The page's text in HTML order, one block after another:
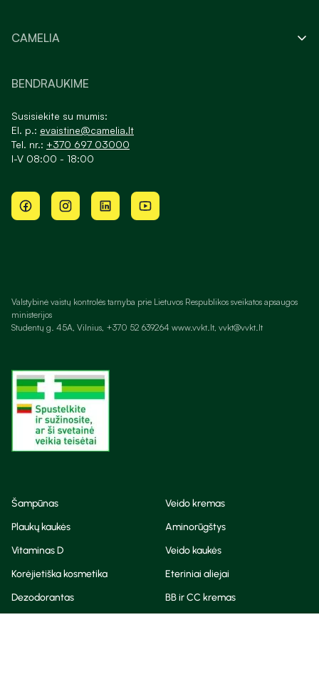
CAMELIA
BENDRAUKIME
Susisiekite su mumis:
El. p.: evaistine@camelia.lt
Tel. nr.: +370 697 03000
I-V 08:00 - 18:00
Valstybinė vaistų kontrolės tarnyba prie Lietuvos Respublikos sveikatos apsaugos
ministerijos
Studentų g. 45A, Vilnius, +370 52 639264 www.vvkt.lt, vvkt@vvkt.lt
Šampūnas
Veido kremas
Plaukų kaukės
Aminorūgštys
Vitaminas D
Veido kaukės
Korėjietiška kosmetika
Eteriniai aliejai
Dezodorantas
BB ir CC kremas